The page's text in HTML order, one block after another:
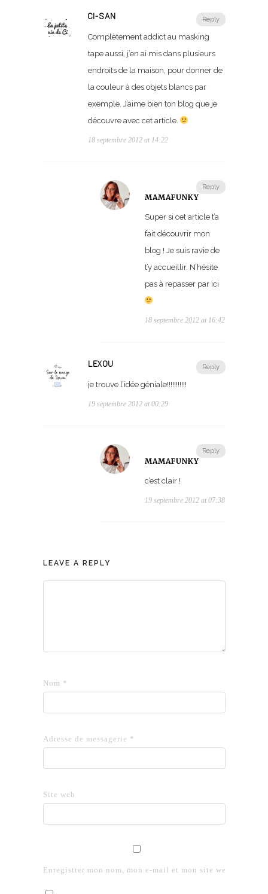
Reply
CI-SAN
Complètement addict au masking
tape aussi, j’en ai mis dans plusieurs
endroits de la maison, pour donner de
la couleur à des objets blancs par
exemple. J’aime bien ton blog que je
découvre avec cet article.
18 septembre 2012 at 14:22
Reply
MAMAFUNKY
Super si cet article t’a
fait découvrir mon
blog ! Je suis ravie de
t’y accueillir. N’hésite
pas à repasser par ici
18 septembre 2012 at 16:42
Reply
LEXOU
je trouve l’idée géniale!!!!!!!!!!!
19 septembre 2012 at 00:29
Reply
MAMAFUNKY
c’est clair !
19 septembre 2012 at 07:38
LEAVE A REPLY
Nom *
Adresse de messagerie *
Site web
Enregistrer mon nom, mon e-mail et mon site web dans le